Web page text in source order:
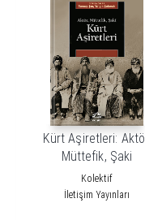
Kürt Aşiretleri:
Müttefik, Şaki
Kolektif
İletişim Yayınları